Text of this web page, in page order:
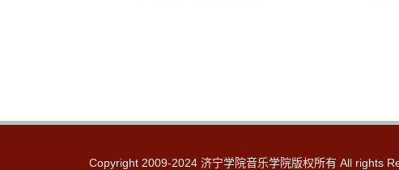
Copyright 2009-2024 济宁学院音乐学院版权所有 All rights